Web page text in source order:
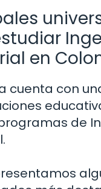
en
cuenta con
de